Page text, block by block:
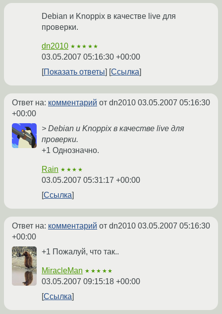
Debian и Knoppix в качестве live для
проверки.
dn2010 ★★★★★
03.05.2007 05:16:30 +00:00
Показать ответы
Ссылка
Ответ на: комментарий от dn2010 03.05.2007 05:16:30
+00:00
> Debian и Knoppix в качестве live для
проверки.
+1 Однозначно.
Rain ★★★★
03.05.2007 05:31:17 +00:00
Ссылка
Ответ на: комментарий от dn2010 03.05.2007 05:16:30
+00:00
+1 Пожалуй, что так..
MiracleMan ★★★★★
03.05.2007 09:15:18 +00:00
Ссылка